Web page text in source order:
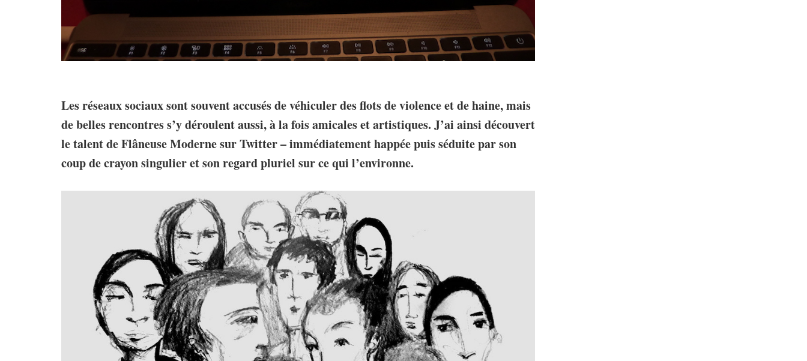
Les réseaux sociaux sont souvent accusés de véhiculer des flots de violence et de haine, mais
de belles rencontres s’y déroulent aussi, à la fois amicales et artistiques. J’ai ainsi découvert
le talent de Flâneuse Moderne sur Twitter – immédiatement happée puis séduite par son
coup de crayon singulier et son regard pluriel sur ce qui l’environne.